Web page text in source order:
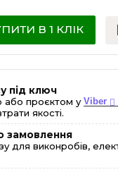
В 1 КЛІК
під ключ
або проєктом уViber
якості.
замовлення
для виконробів,